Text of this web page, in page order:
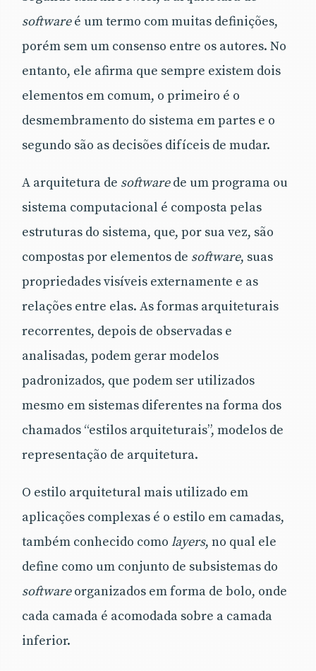
softwareé um termo com muitas definições,
porém sem um consenso entre os autores. No
entanto, ele afirma que sempre existem dois
elementos em comum, o primeiro é o
desmembramento do sistema em partes e o
segundo são as decisões difíceis de mudar.
A arquitetura de softwarede um programa ou
sistema computacional é composta pelas
estruturas do sistema, que, por sua vez, são
compostas por elementos de software, suas
propriedades visíveis externamente e as
relações entre elas. As formas arquiteturais
recorrentes, depois de observadas e
analisadas, podem gerar modelos
padronizados, que podem ser utilizados
mesmo em sistemas diferentes na forma dos
chamados “estilos arquiteturais”, modelos de
representação de arquitetura.
O estilo arquitetural mais utilizado em
aplicações complexas é o estilo em camadas,
também conhecido como layers, no qual ele
define como um conjunto de subsistemas do
softwareorganizados em forma de bolo, onde
cada camada é acomodada sobre a camada
inferior.